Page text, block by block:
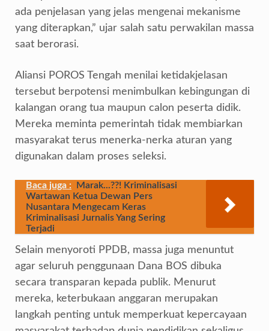
ada penjelasan yang jelas mengenai mekanisme
yang diterapkan,” ujar salah satu perwakilan massa
saat berorasi.
Aliansi POROS Tengah menilai ketidakjelasan
tersebut berpotensi menimbulkan kebingungan di
kalangan orang tua maupun calon peserta didik.
Mereka meminta pemerintah tidak membiarkan
masyarakat terus menerka-nerka aturan yang
digunakan dalam proses seleksi.
Baca juga :
Marak...??! Kriminalisasi
Wartawan Ketua Dewan Pers
Nusantara Mengecam Keras
Kriminalisasi Jurnalis Yang Sering
Terjadi
Selain menyoroti PPDB, massa juga menuntut
agar seluruh penggunaan Dana BOS dibuka
secara transparan kepada publik. Menurut
mereka, keterbukaan anggaran merupakan
langkah penting untuk memperkuat kepercayaan